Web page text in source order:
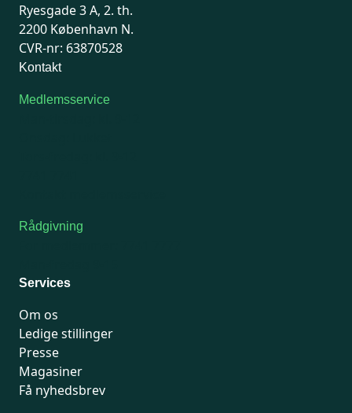
Ryesgade 3 A, 2. th.
2200 København N.
CVR-nr: 63870528
Kontakt
Medlemsservice
Rådgivning
Services
Om os
Ledige stillinger
Presse
Magasiner
Få nyhedsbrev